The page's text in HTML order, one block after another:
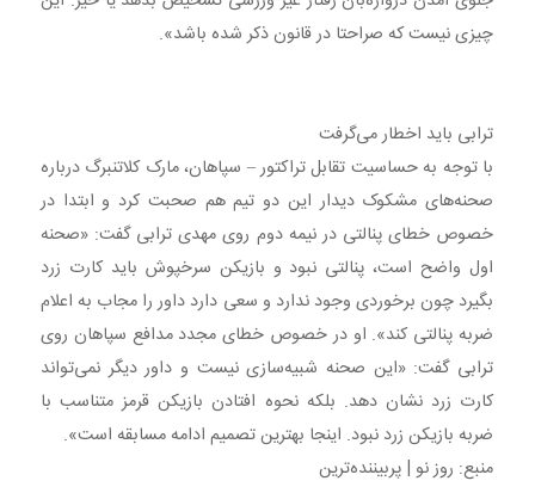
چیزی نیست که صراحتا در قانون ذکر شده باشد».
ترابی باید اخطار می‌گرفت
با توجه به حساسیت تقابل تراکتور – سپاهان، مارک کلاتنبرگ درباره
صحنه‌های مشکوک دیدار این دو تیم هم صحبت کرد و ابتدا در
خصوص خطای پنالتی در نیمه دوم روی مهدی ترابی گفت: «صحنه
اول واضح است، پنالتی نبود و بازیکن سرخپوش باید کارت زرد
بگیرد چون برخوردی وجود ندارد و سعی دارد داور را مجاب به اعلام
ضربه پنالتی کند». او در خصوص خطای مجدد مدافع سپاهان روی
ترابی گفت: «این صحنه شبیه‌سازی نیست و داور دیگر نمی‌تواند
کارت زرد نشان دهد. بلکه نحوه افتادن بازیکن قرمز متناسب با
ضربه بازیکن زرد نبود. اینجا بهترین تصمیم ادامه مسابقه است».
منبع: روز نو | پربیننده‌ترین